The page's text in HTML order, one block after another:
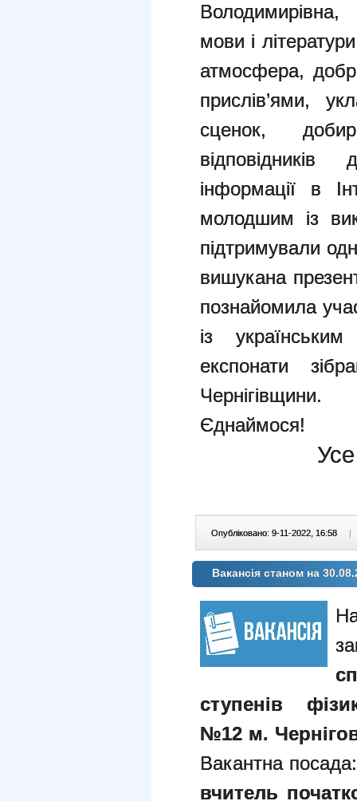
мови і
атмосфера,
прислів’ями,
сценок,
інформації в
молодшим із
підтримували
вишукана
познайомила
із
експонати
Чернігівщини.
Єднаймося!
Опубліковано: 9-11-2022, 16:58 |
Вакансія станом на
ступенів
№12 м.
Вакантна посада:
вчитель